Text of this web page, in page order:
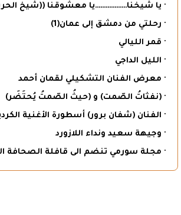
· يا شيخنا………………يا معشوقنا ((شيخ
· رحلتي من دمشق إلى عمان(1)
· قمر الليالي
· الليل الداجي
· معرض الفنان التشكيلي لقمان أحمد
· (نفثاتُ الصّمت) و (حيثُ الصّمتُ يُحتَضَر)
· الفنان (شفان برور) أسطورة الأغنية
· وجيهة سعيد ونداء اللازورد
· مجلة سورمي تنضم الى قافلة الصحافة